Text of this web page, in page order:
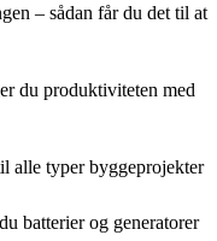
– sådan får du det til at
du produktiviteten med
alle typer byggeprojekter
batterier og generatorer